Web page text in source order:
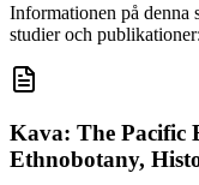
Informationen på denna
studier och publikationer:
Kava: The Pacific
Ethnobotany,